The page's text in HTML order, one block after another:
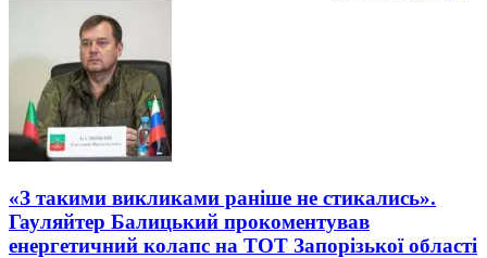
«З такими викликами раніше не стикались».
Гауляйтер Балицький прокоментував
енергетичний колапс на ТОТ Запорізької області